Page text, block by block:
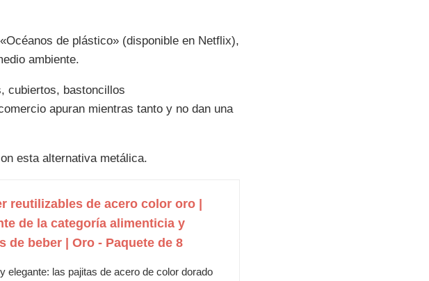
de plástico» (disponible en Netflix),
ambiente.
cubiertos, bastoncillos
apuran mientras tanto y no dan una
esta alternativa metálica.
reutilizables de acero color oro |
de la categoría alimenticia y
de beber | Oro - Paquete de 8
elegante: las pajitas de acero de color dorado